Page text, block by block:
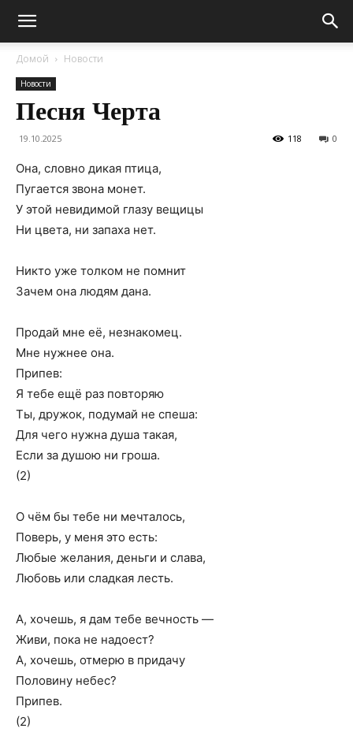
Домой Новости
Новости
Песня Черта
19.10.2025 0
118
Она, словно дикая птица,
Пугается звона монет.
У этой невидимой глазу вещицы
Ни цвета, ни запаха нет.
Никто уже толком не помнит
Зачем она людям дана.
Продай мне её, незнакомец.
Мне нужнее она.
Припев:
Я тебе ещё раз повторяю
Ты, дружок, подумай не спеша:
Для чего нужна душа такая,
Если за душою ни гроша.
(2)
О чём бы тебе ни мечталось,
Поверь, у меня это есть:
Любые желания, деньги и слава,
Любовь или сладкая лесть.
А, хочешь, я дам тебе вечность —
Живи, пока не надоест?
А, хочешь, отмерю в придачу
Половину небес?
Припев.
(2)